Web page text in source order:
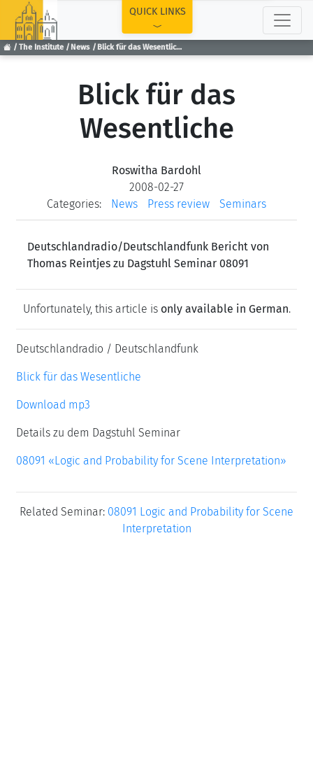
The Institute News Blick für das Wesentliche
QUICK LINKS
Blick für das
Wesentliche
Roswitha Bardohl
2008-02-27
Categories:
News Press review Seminars
Deutschlandradio/Deutschlandfunk Bericht von
Thomas Reintjes zu Dagstuhl Seminar 08091
Unfortunately, this article is only available in German.
Deutschlandradio / Deutschlandfunk
Blick für das Wesentliche
Download mp3
Details zu dem Dagstuhl Seminar
08091 «Logic and Probability for Scene Interpretation»
Related Seminar: 08091 Logic and Probability for Scene
Interpretation